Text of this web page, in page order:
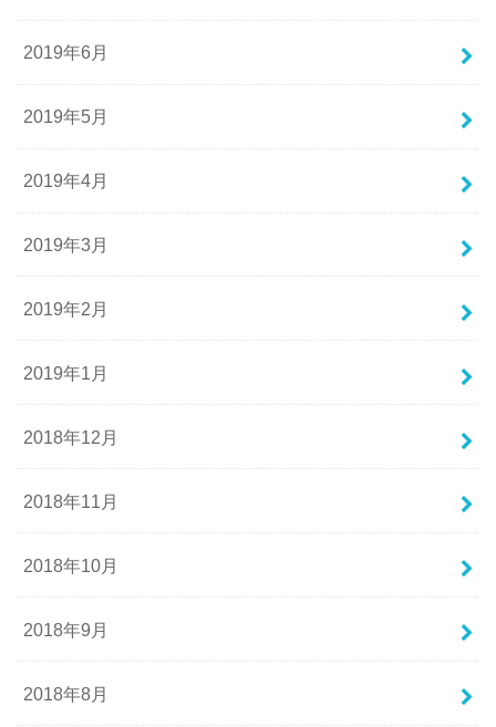
2019年6月
2019年5月
2019年4月
2019年3月
2019年2月
2019年1月
2018年12月
2018年11月
2018年10月
2018年9月
2018年8月